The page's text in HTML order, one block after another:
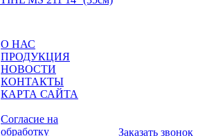
О НАС
ПРОДУКЦИЯ
НОВОСТИ
КОНТАКТЫ
КАРТА САЙТА
Согласие на
обработку
Заказать звонок